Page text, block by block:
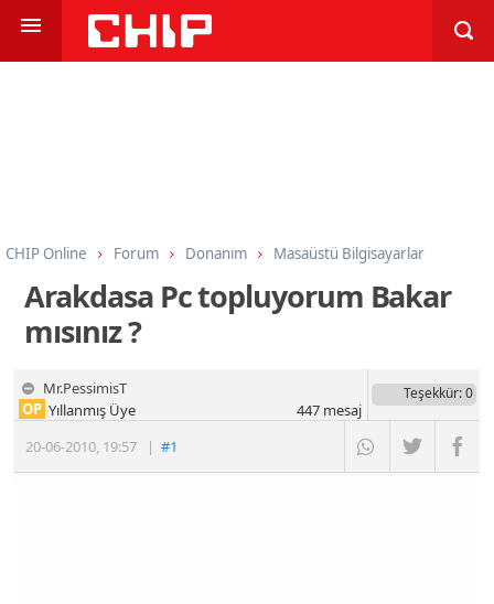
CHIP Online Forum Donanım Masaüstü Bilgisayarlar
Arakdasa Pc topluyorum Bakar
mısınız ?
Mr.PessimisT
20-06-2010, 19:57 |#1
OP Yıllanmış Üye
Teşekkür: 0
447mesaj